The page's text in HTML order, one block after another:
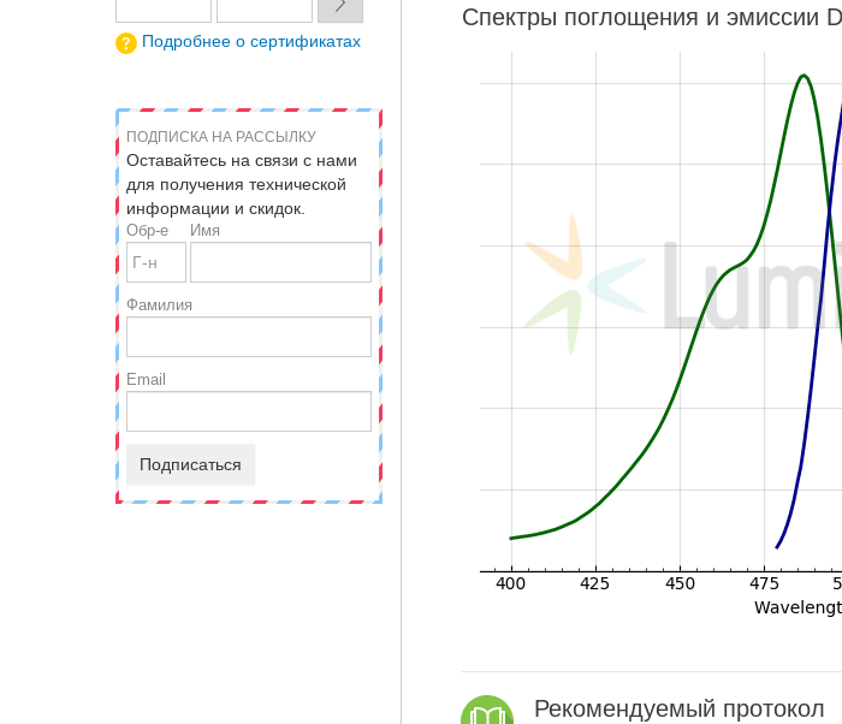
Спектры поглощения и эмиссии
Рекомендуемый протокол
Подробнее о сертификатах
ПОДПИСКА НА РАССЫЛКУ
Оставайтесь на связи с нами
для получения технической
информации и скидок.
Обр-е Имя
Фамилия
Email
Подписаться